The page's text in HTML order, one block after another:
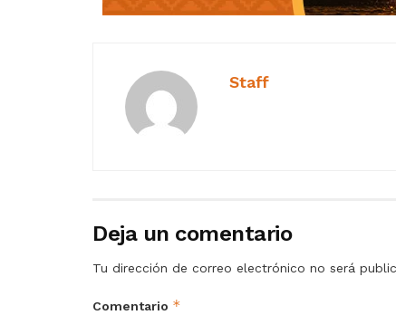
Staff
Deja un comentario
Tu dirección de correo electrónico no será
Comentario *